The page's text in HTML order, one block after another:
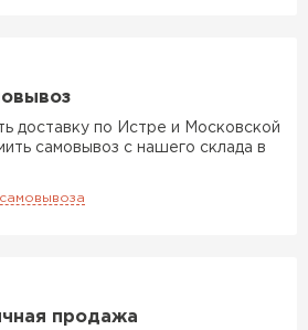
доставку по Истре и Московской
самовывоз с нашего склада в
продажа